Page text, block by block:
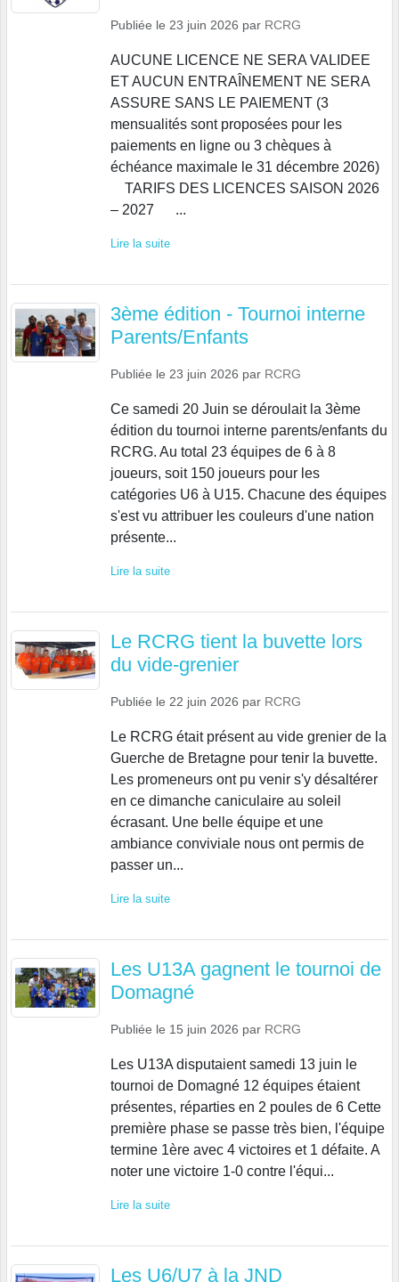
Publiée le 23 juin 2026 par RCRG
AUCUNE LICENCE NE SERA VALIDEE
ET AUCUN ENTRAÎNEMENT NE SERA
ASSURE SANS LE PAIEMENT (3
mensualités sont proposées pour les
paiements en ligne ou 3 chèques à
échéance maximale le 31 décembre 2026)
TARIFS DES LICENCES SAISON 2026
– 2027 ...
Lire la suite
3ème édition - Tournoi interne
Parents/Enfants
Publiée le 23 juin 2026 par RCRG
Ce samedi 20 Juin se déroulait la 3ème
édition du tournoi interne parents/enfants du
RCRG. Au total 23 équipes de 6 à 8
joueurs, soit 150 joueurs pour les
catégories U6 à U15. Chacune des équipes
s'est vu attribuer les couleurs d'une nation
présente...
Lire la suite
Le RCRG tient la buvette lors
du vide-grenier
Publiée le 22 juin 2026 par RCRG
Le RCRG était présent au vide grenier de la
Guerche de Bretagne pour tenir la buvette.
Les promeneurs ont pu venir s'y désaltérer
en ce dimanche caniculaire au soleil
écrasant. Une belle équipe et une
ambiance conviviale nous ont permis de
passer un...
Lire la suite
Les U13A gagnent le tournoi de
Domagné
Publiée le 15 juin 2026 par RCRG
Les U13A disputaient samedi 13 juin le
tournoi de Domagné 12 équipes étaient
présentes, réparties en 2 poules de 6 Cette
première phase se passe très bien, l'équipe
termine 1ère avec 4 victoires et 1 défaite. A
noter une victoire 1-0 contre l'équi...
Lire la suite
Les U6/U7 à la JND